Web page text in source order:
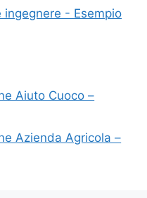
- Esempio
Aiuto Cuoco –
Azienda Agricola –